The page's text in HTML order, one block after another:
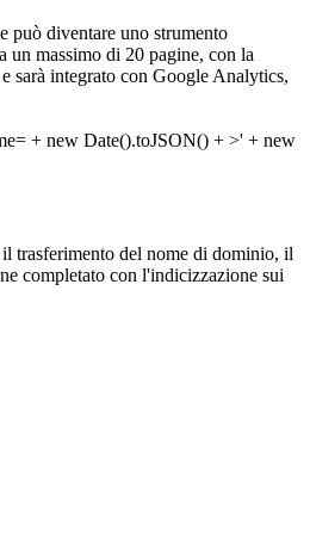
può diventare uno strumento
un massimo di 20 pagine, con la
sarà integrato con Google Analytics,
trasferimento del nome di dominio, il
completato con l'indicizzazione sui